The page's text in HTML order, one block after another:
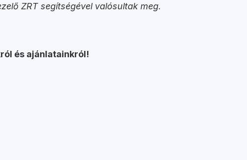
ZRT segítségével valósultak meg.
és ajánlatainkról!